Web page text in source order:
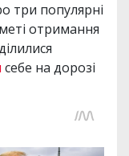
три популярні
отримання
себе на дорозі